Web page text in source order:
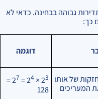
גבוהה בבחינה. כדאי לא
כך:
דוגמה
של אותו
המעריכים
23
× 2
4
= 2
7
=
128